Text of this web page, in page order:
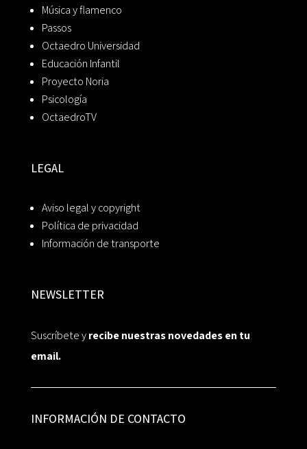
Música y flamenco
Passos
Octaedro Universidad
Educación Infantil
Proyecto Noria
Psicología
OctaedroTV
LEGAL
Aviso legal y copyright
Política de privacidad
Información de transporte
NEWSLETTER
Suscríbete yrecibe nuestras novedades en tu
email.
INFORMACIÓN DE CONTACTO